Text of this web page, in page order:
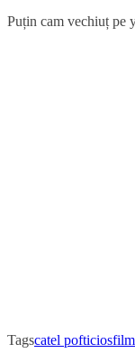
Puțin cam vechiuț pe
Tagscatel pofticios